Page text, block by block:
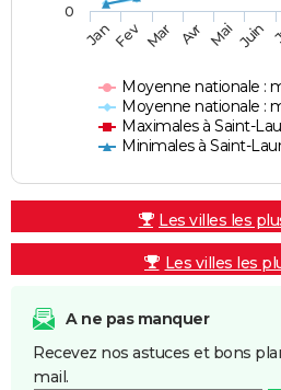
Moyenne nationale :
Moyenne nationale :
Maximales à Saint-
Minimales à Saint-
JanFev Mar Avr Mai Juin
0
Les villes les
Les villes les
A ne pas manquer
Recevez nos astuces et bons
mail.